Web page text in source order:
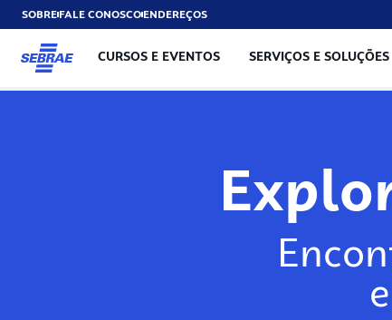
SOBREFALE CONOSCOENDEREÇOS
CURSOS E EVENTOS SERVIÇOS E SOLUÇÕES